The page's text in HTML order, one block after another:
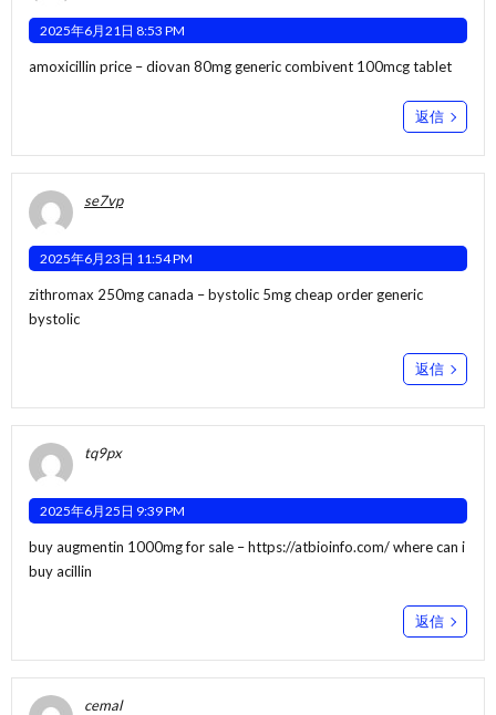
2025年6月21日 8:53 PM
amoxicillin price –diovan 80mg genericcombivent 100mcg tablet
返信
se7vp
2025年6月23日 11:54 PM
zithromax 250mg canada –bystolic 5mg cheap order generic
bystolic
返信
tq9px
2025年6月25日 9:39 PM
buy augmentin 1000mg for sale –https://atbioinfo.com/where can i
buy acillin
返信
cemal